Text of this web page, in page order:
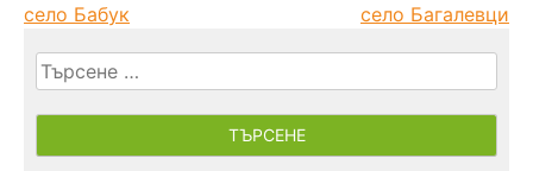
село Бабук село Багалевци
Търсене
за: